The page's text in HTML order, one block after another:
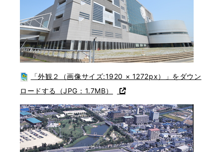
「外観２（画像サイズ:1920 × 1272px）」をダウン
ロードする（JPG：1.7MB）